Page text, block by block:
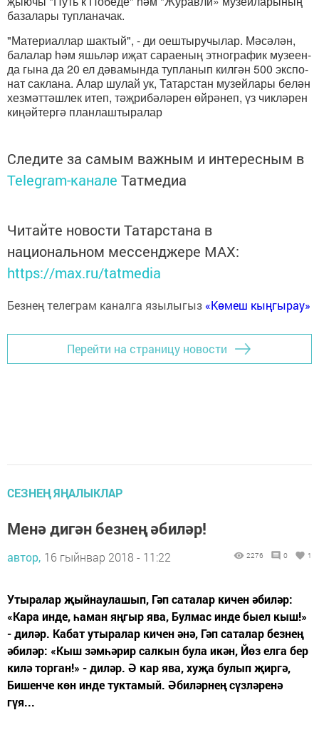
ба­за­ла­ры туп­ла­на­чак.
"Ма­те­ри­ал­лар шак­тый", - ди оеш­ты­ру­чы­лар. Мә­сә­лән,
ба­ла­лар һәм яшь­ләр иҗат са­рае­ның эт­ног­ра­фик му­зе­ен­
да гы­на да 20 ел дә­ва­мын­да туп­ла­нып кил­гән 500 экс­по­
нат сак­ла­на. Алар шу­лай ук, Та­тар­стан му­зей­ла­ры бе­лән
хез­мәт­тәш­лек итеп, тәҗ­ри­бә­лә­рен өй­рә­неп, үз чик­лә­рен
ки­ңәй­тер­гә план­лаш­ты­ра­лар
Следите за самым важным и интересным в
Telegram-канале Татмедиа
Читайте новости Татарстана в
национальном мессенджере MАХ:
https://max.ru/tatmedia
Безнең телеграм каналга язылыгыз «Көмеш кыңгырау»
Перейти на страницу новости
СЕЗНЕҢ ЯҢАЛЫКЛАР
Менә дигән безнең әбиләр!
автор, 16 гыйнвар 2018 - 11:22 2276 0 1
Утыралар җыйнаулашып, Гәп саталар кичен әбиләр:
«Кара инде, һаман яңгыр ява, Булмас инде быел кыш!»
- диләр. Кабат утыралар кичен әнә, Гәп саталар безнең
әбиләр: «Кыш зәмһәрир салкын була икән, Йөз елга бер
килә торган!» - диләр. Ә кар ява, хуҗа булып җиргә,
Бишенче көн инде туктамый. Әбиләрнең сүзләренә
гүя...